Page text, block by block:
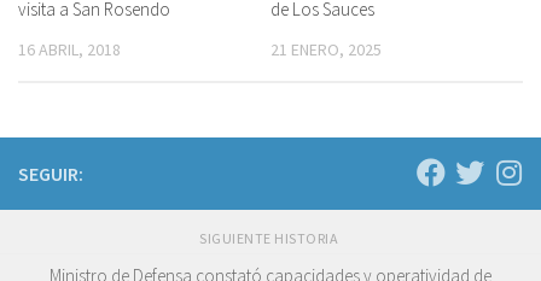
visita a San Rosendo
16 ABRIL, 2018
de Los Sauces
21 ENERO, 2025
SEGUIR:
SIGUIENTE HISTORIA
Ministro de Defensa constató capacidades y operatividad de